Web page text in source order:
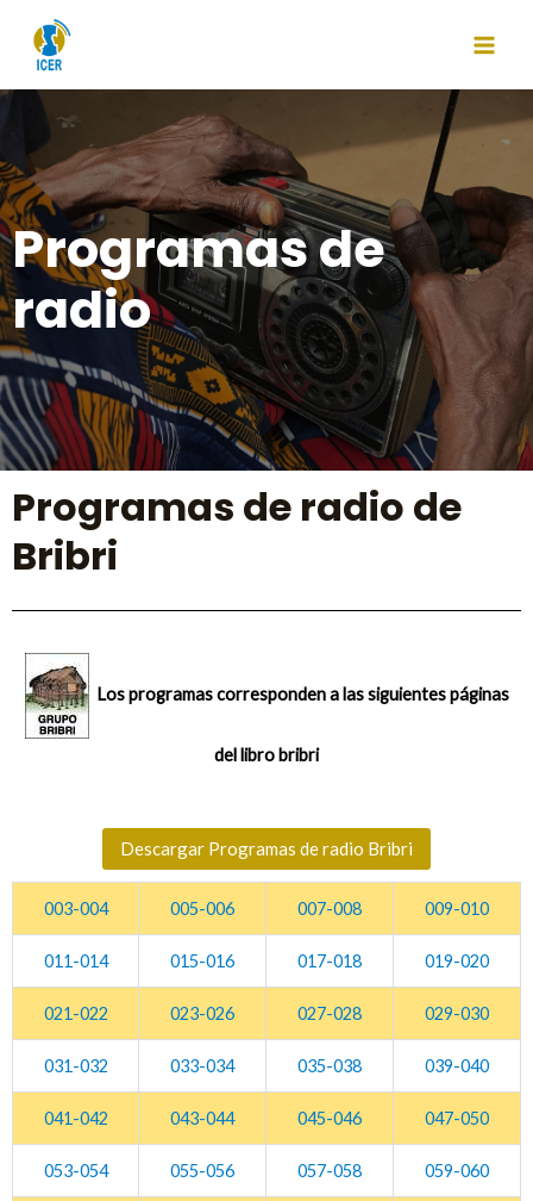
Programas de
radio
Programas de radio de
Bribri
Los programas corresponden a las siguientes páginas
del libro bribri
Descargar Programas de radio Bribri
003-004 005-006 007-008 009-010
011-014 015-016 017-018 019-020
021-022 023-026 027-028 029-030
031-032 033-034 035-038 039-040
041-042 043-044 045-046 047-050
053-054 055-056 057-058 059-060